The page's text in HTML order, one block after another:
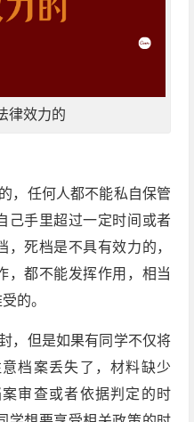
律效力的
，任何人都不能私自保管
己手里超过一定时间或者
死档是不具有效力的，
，都不能发挥作用，相当
的。
，但是如果有同学不仅将
档案丢失了，材料缺少
审查或者依据判定的时